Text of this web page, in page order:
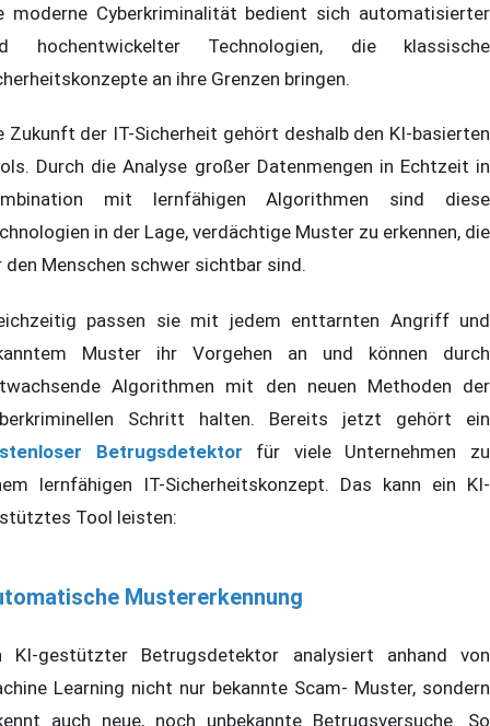
moderne Cyberkriminalität bedient sich automatisierter
hochentwickelter Technologien, die klassische
an ihre Grenzen bringen.
Zukunft der IT-Sicherheit gehört deshalb den KI-basierten
Durch die Analyse großer Datenmengen in Echtzeit in
mit lernfähigen Algorithmen sind diese
in der Lage, verdächtige Muster zu erkennen, die
den Menschen schwer sichtbar sind.
passen sie mit jedem enttarnten Angriff und
Muster ihr Vorgehen an und können durch
Algorithmen mit den neuen Methoden der
Schritt halten. Bereits jetzt gehört ein
Betrugsdetektor für viele Unternehmen zu
lernfähigen IT-Sicherheitskonzept. Das kann ein KI-
Tool leisten:
Mustererkennung
KI-gestützter Betrugsdetektor analysiert anhand von
Learning nicht nur bekannte Scam- Muster, sondern
auch neue, noch unbekannte Betrugsversuche. So